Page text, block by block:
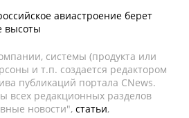
авиастроение берет
высоты
системы (продукта или
и т.п. создается редактором
публикаций портала CNews.
всех редакционных разделов
новости", статьи,